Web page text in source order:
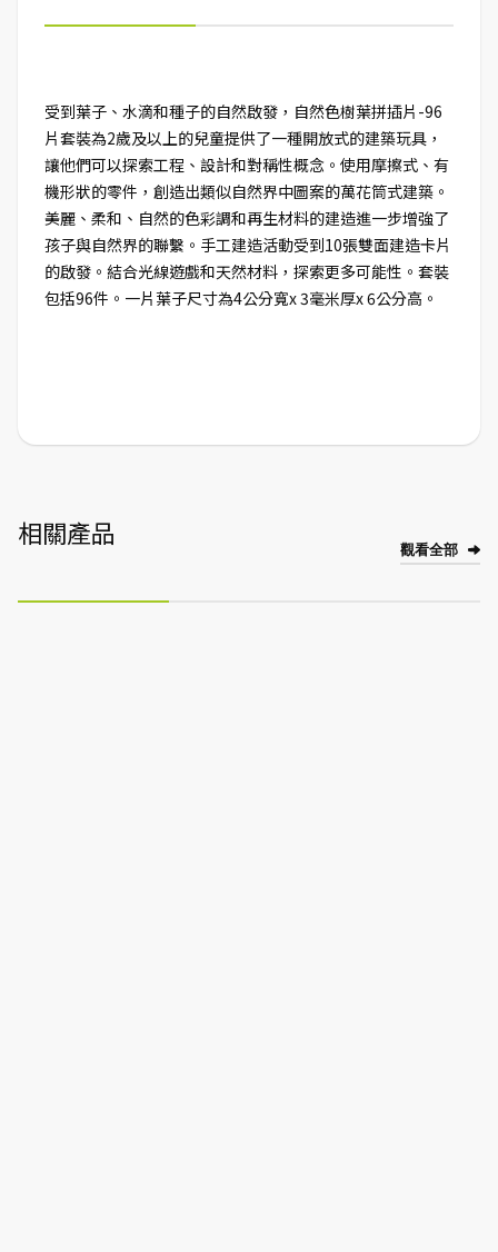
受到葉子、水滴和種子的自然啟發，自然色樹葉拼插片-96
片套裝為2歲及以上的兒童提供了一種開放式的建築玩具，
讓他們可以探索工程、設計和對稱性概念。使用摩擦式、有
機形狀的零件，創造出類似自然界中圖案的萬花筒式建築。
美麗、柔和、自然的色彩調和再生材料的建造進一步增強了
孩子與自然界的聯繫。手工建造活動受到10張雙面建造卡片
的啟發。結合光線遊戲和天然材料，探索更多可能性。套裝
包括96件。一片葉子尺寸為4公分寬x 3毫米厚x 6公分高。
相關產品 觀看全部